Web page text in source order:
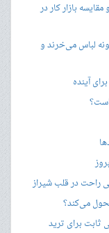
بازار کار در
لباس می‌خرند و
آینده
راحت در قلب شیراز
ثابت برای ترید